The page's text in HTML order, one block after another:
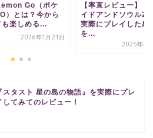
Go（ポケ
）とは？今から
も楽しめる...
2026年1月21日
【率直レビュー】「
イドアンドソウル2
実際にプレイした感
を...
2025年4
『スタスト 星の島の物語』を実際にプレ
してみてのレビュー！